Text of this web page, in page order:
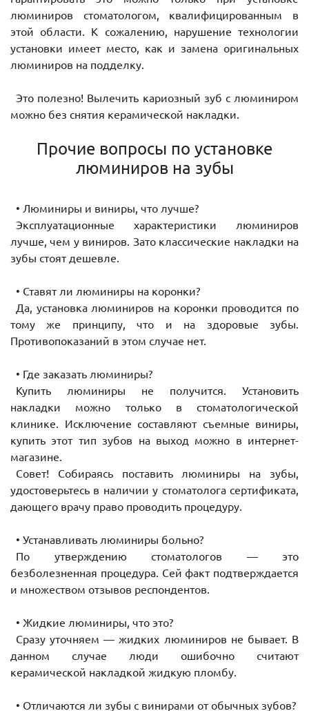
люминиров стоматологом, квалифицированным в
этой области. К сожалению, нарушение технологии
установки имеет место, как и замена оригинальных
люминиров на подделку.
Это полезно! Вылечить кариозный зуб с люминиром
можно без снятия керамической накладки.
Прочие вопросы по установке
люминиров на зубы
• Люминиры и виниры, что лучше?
Эксплуатационные характеристики люминиров
лучше, чем у виниров. Зато классические накладки на
зубы стоят дешевле.
• Ставят ли люминиры на коронки?
Да, установка люминиров на коронки проводится по
тому же принципу, что и на здоровые зубы.
Противопоказаний в этом случае нет.
• Где заказать люминиры?
Купить люминиры не получится. Установить
накладки можно только в стоматологической
клинике. Исключение составляют съемные виниры,
купить этот тип зубов на выход можно в интернет-
магазине.
Совет! Собираясь поставить люминиры на зубы,
удостоверьтесь в наличии у стоматолога сертификата,
дающего врачу право проводить процедуру.
• Устанавливать люминиры больно?
По утверждению стоматологов — это
безболезненная процедура. Сей факт подтверждается
и множеством отзывов респондентов.
• Жидкие люминиры, что это?
Сразу уточняем — жидких люминиров не бывает. В
данном случае люди ошибочно считают
керамической накладкой жидкую пломбу.
• Отличаются ли зубы с винирами от обычных зубов?